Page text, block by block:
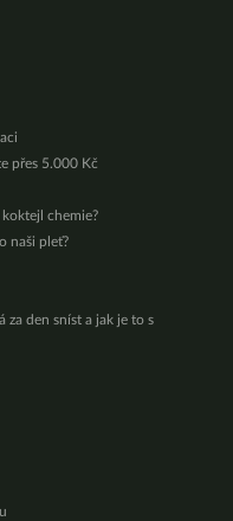
přes 5.000 Kč
koktejl chemie?
naši pleť?
za den sníst a jak je to s